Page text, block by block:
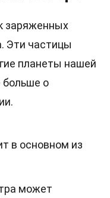
заряженных
Эти частицы
планеты нашей
больше о
в основном из
может